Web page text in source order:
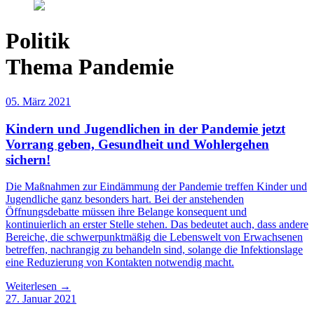
Politik
Thema Pandemie
05. März 2021
Kindern und Jugendlichen in der Pandemie jetzt
Vorrang geben, Gesundheit und Wohlergehen
sichern!
Die Maßnahmen zur Eindämmung der Pandemie treffen Kinder und
Jugendliche ganz besonders hart. Bei der anstehenden
Öffnungsdebatte müssen ihre Belange konsequent und
kontinuierlich an erster Stelle stehen. Das bedeutet auch, dass andere
Bereiche, die schwerpunktmäßig die Lebenswelt von Erwachsenen
betreffen, nachrangig zu behandeln sind, solange die Infektionslage
eine Reduzierung von Kontakten notwendig macht.
Weiterlesen →
27. Januar 2021